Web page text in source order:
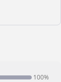
100%